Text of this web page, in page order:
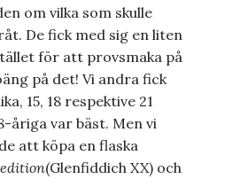
om vilka som skulle
De fick med sig en liten
för att provsmaka på
på det! Vi andra fick
15, 18 respektive 21
åriga var bäst. Men vi
att köpa en flaska
(Glenfiddich XX) och